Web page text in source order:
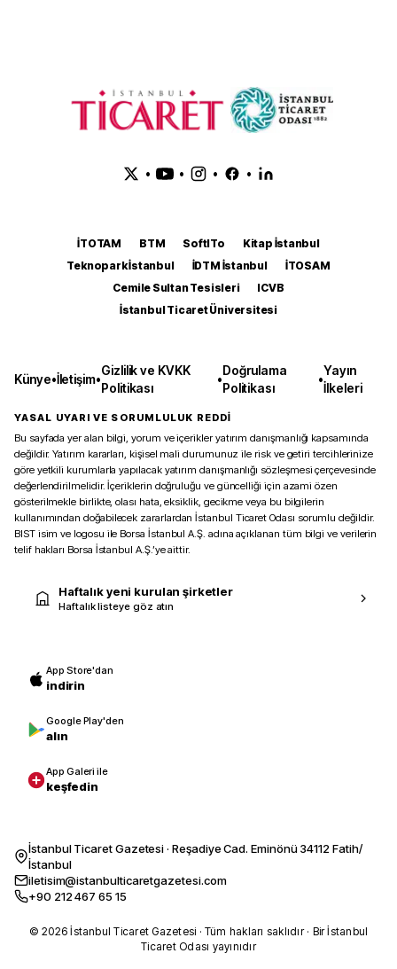
• • • •
İTOTAM BTM SoftITo
Kitap İstanbul
Teknopark İstanbul
İDTM İstanbul
İTOSAM
Cemile Sultan Tesisleri
ICVB
İstanbul Ticaret Üniversitesi
Künye•İletişim•
Gizlilik ve KVKK
Politikası
•
Doğrulama
Politikası
•
Yayın
İlkeleri
YASAL UYARI VE SORUMLULUK REDDİ
Bu sayfada yer alan bilgi, yorum ve içerikler yatırım danışmanlığı kapsamında
değildir. Yatırım kararları, kişisel mali durumunuz ile risk ve getiri tercihlerinize
göre yetkili kurumlarla yapılacak yatırım danışmanlığı sözleşmesi çerçevesinde
değerlendirilmelidir. İçeriklerin doğruluğu ve güncelliği için azami özen
gösterilmekle birlikte, olası hata, eksiklik, gecikme veya bu bilgilerin
kullanımından doğabilecek zararlardan İstanbul Ticaret Odası sorumlu değildir.
BIST isim ve logosu ile Borsa İstanbul A.Ş. adına açıklanan tüm bilgi ve verilerin
telif hakları Borsa İstanbul A.Ş.’ye aittir.
Haftalık yeni kurulan şirketler
Haftalık listeye göz atın
App Store'dan
indirin
Google Play'den
alın
App Galeri ile
keşfedin
İstanbul Ticaret Gazetesi · Reşadiye Cad. Eminönü 34112 Fatih/
İstanbul
iletisim@istanbulticaretgazetesi.com
+90 212 467 65 15
© 2026 İstanbul Ticaret Gazetesi · Tüm hakları saklıdır · Bir İstanbul
Ticaret Odası yayınıdır